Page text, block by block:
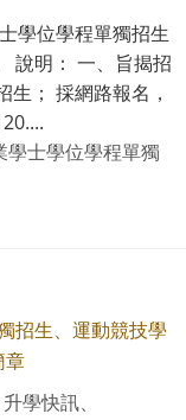
學位學程單獨招生
說明： 一、旨揭招
； 採網路報名，
士學位學程單獨
招生、運動競技學
章
學快訊、